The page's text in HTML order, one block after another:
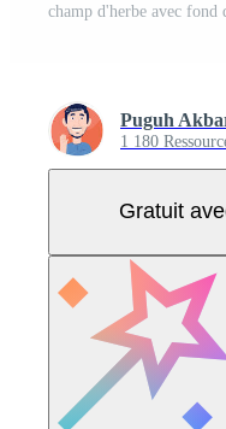
champ d'herbe avec fond
Puguh
1 180
Gratuit